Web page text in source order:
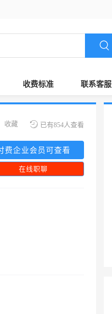
收费标准 联系客服
已有854人查看
收藏
费企业会员可查看
在线职聊